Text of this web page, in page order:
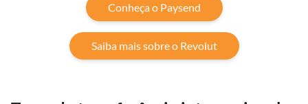
Conheça o Paysend
Saiba mais sobre o Revolut